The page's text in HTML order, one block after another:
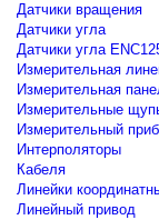
Датчики вращения
Датчики угла
Датчики угла
Измерительная
Измерительная
Измерительные
Измерительный
Интерполяторы
Кабеля
Линейки
Линейный привод